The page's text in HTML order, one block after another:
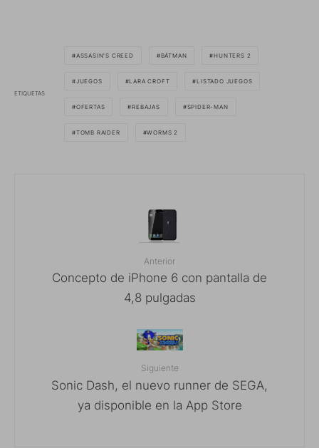
ETIQUETAS
ASSASIN'S CREED BÁTMAN HUNTERS 2
JUEGOS LARA CROFT LISTADO JUEGOS
OFERTAS REBAJAS SPIDER-MAN
TOMB RAIDER WORMS 2
Anterior
Concepto de iPhone 6 con pantalla de
4,8 pulgadas
Siguiente
Sonic Dash, el nuevo runner de SEGA,
ya disponible en la App Store